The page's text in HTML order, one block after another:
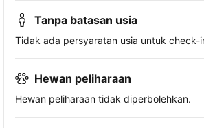
Tanpa batasan usia
Tidak ada persyaratan usia untuk check-
Hewan peliharaan
Hewan peliharaan tidak diperbolehkan.